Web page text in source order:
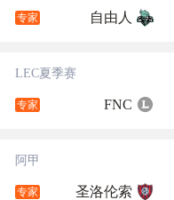
专家 自由人
LEC夏季赛
专家 FNC
阿甲
专家 圣洛伦索